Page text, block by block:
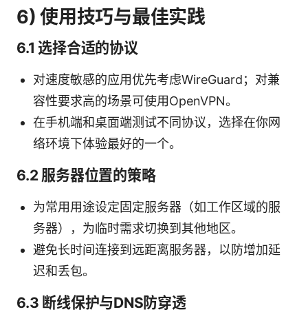
6) 使用技巧与最佳实践
6.1 选择合适的协议
对速度敏感的应用优先考虑WireGuard；对兼
容性要求高的场景可使用OpenVPN。
在手机端和桌面端测试不同协议，选择在你网
络环境下体验最好的一个。
6.2 服务器位置的策略
为常用用途设定固定服务器（如工作区域的服
务器），为临时需求切换到其他地区。
避免长时间连接到远距离服务器，以防增加延
迟和丢包。
6.3 断线保护与DNS防穿透